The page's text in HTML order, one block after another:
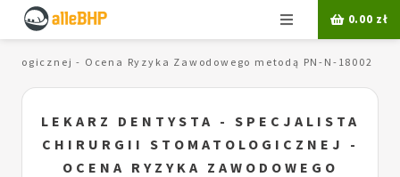
Menu 0.00 zł
- Ocena Ryzyka Zawodowego metodą PN-N-18002
LEKARZ DENTYSTA - SPECJALISTA
CHIRURGII STOMATOLOGICZNEJ -
OCENA RYZYKA ZAWODOWEGO